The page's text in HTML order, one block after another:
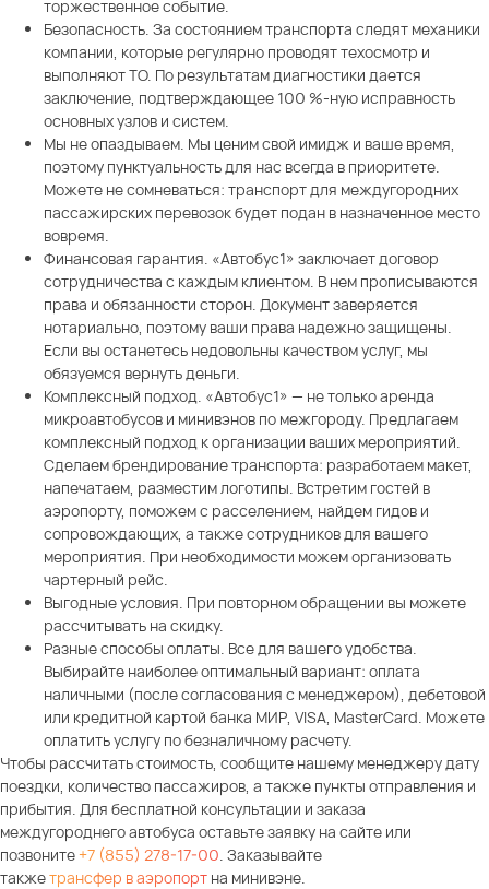
торжественное событие.
Безопасность. За состоянием транспорта следят механики
компании, которые регулярно проводят техосмотр и
выполняют ТО. По результатам диагностики дается
заключение, подтверждающее 100 %-ную исправность
основных узлов и систем.
Мы не опаздываем. Мы ценим свой имидж и ваше время,
поэтому пунктуальность для нас всегда в приоритете.
Можете не сомневаться: транспорт для междугородних
пассажирских перевозок будет подан в назначенное место
вовремя.
Финансовая гарантия. «Автобус1» заключает договор
сотрудничества с каждым клиентом. В нем прописываются
права и обязанности сторон. Документ заверяется
нотариально, поэтому ваши права надежно защищены.
Если вы останетесь недовольны качеством услуг, мы
обязуемся вернуть деньги.
Комплексный подход. «Автобус1» — не только аренда
микроавтобусов и минивэнов по межгороду. Предлагаем
комплексный подход к организации ваших мероприятий.
Сделаем брендирование транспорта: разработаем макет,
напечатаем, разместим логотипы. Встретим гостей в
аэропорту, поможем с расселением, найдем гидов и
сопровождающих, а также сотрудников для вашего
мероприятия. При необходимости можем организовать
чартерный рейс.
Выгодные условия. При повторном обращении вы можете
рассчитывать на скидку.
Разные способы оплаты. Все для вашего удобства.
Выбирайте наиболее оптимальный вариант: оплата
наличными (после согласования с менеджером), дебетовой
или кредитной картой банка МИР, VISA, MasterCard. Можете
оплатить услугу по безналичному расчету.
Чтобы рассчитать стоимость, сообщите нашему менеджеру дату
поездки, количество пассажиров, а также пункты отправления и
прибытия. Для бесплатной консультации и заказа
междугороднего автобуса оставьте заявку на сайте или
позвоните+7 (855) 278-17-00. Заказывайте
такжетрансфер в аэропорт на минивэне.